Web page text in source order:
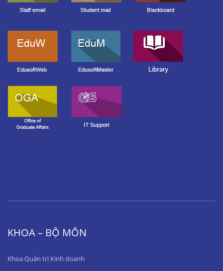
KHOA – BỘ MÔN
Khoa Quản trị Kinh doanh